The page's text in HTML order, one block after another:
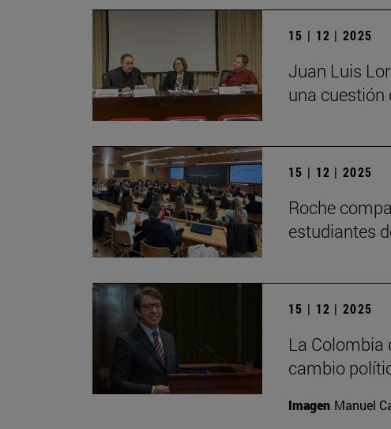
15 | 12 | 2025
Juan Luis
una cuestión
15 | 12 | 2025
Roche
estudiantes
15 | 12 | 2025
La Colombia
cambio
Imagen Manuel